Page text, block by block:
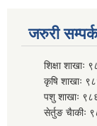
जरुरी
शिक्षा शाखाः
कृषि शाखाः
पशु शाखाः
सेर्तुङ चैाकीः